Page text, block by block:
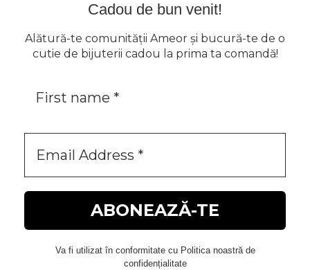
Cadou de bun venit!
Alătură-te comunității Ameor și bucură-te de o
cutie de bijuterii cadou la prima ta comandă!
Va fi utilizat în conformitate cu Politica noastră de
confidențialitate